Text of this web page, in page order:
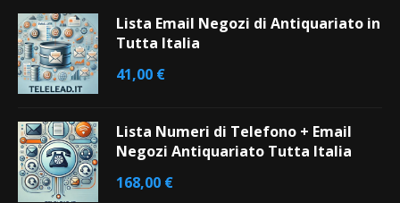
Lista Email Negozi di Antiquariato in
Tutta Italia
41,00 €
Lista Numeri di Telefono + Email
Negozi Antiquariato Tutta Italia
168,00 €